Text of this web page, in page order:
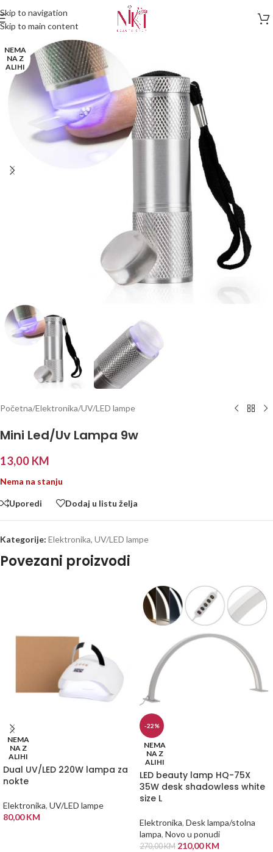
Skip to navigation
Skip to main content
NEMA
NA Z
ALIHI
Početna/Elektronika/UV/LED lampe
Mini Led/Uv Lampa 9w
13,00 KM
Nema na stanju
Uporedi Dodaj u listu želja
Kategorije: Elektronika, UV/LED lampe
Povezani proizvodi
NEMA
NA Z
ALIHI
Dual UV/LED 220W lampa za
nokte
Elektronika, UV/LED lampe
80,00KM
-22%
NEMA
NA Z
ALIHI
LED beauty lamp HQ-75X
35W desk shadowless white
size L
Elektronika, Desk lampa/stolna
lampa, Novo u ponudi
270,00KM 210,00KM